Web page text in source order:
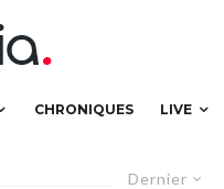
CHRONIQUES LIVE
Dernier